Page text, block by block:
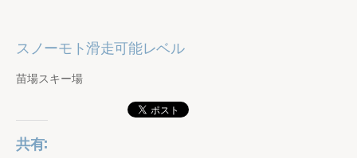
スノーモト滑走可能レベル
苗場スキー場
共有: